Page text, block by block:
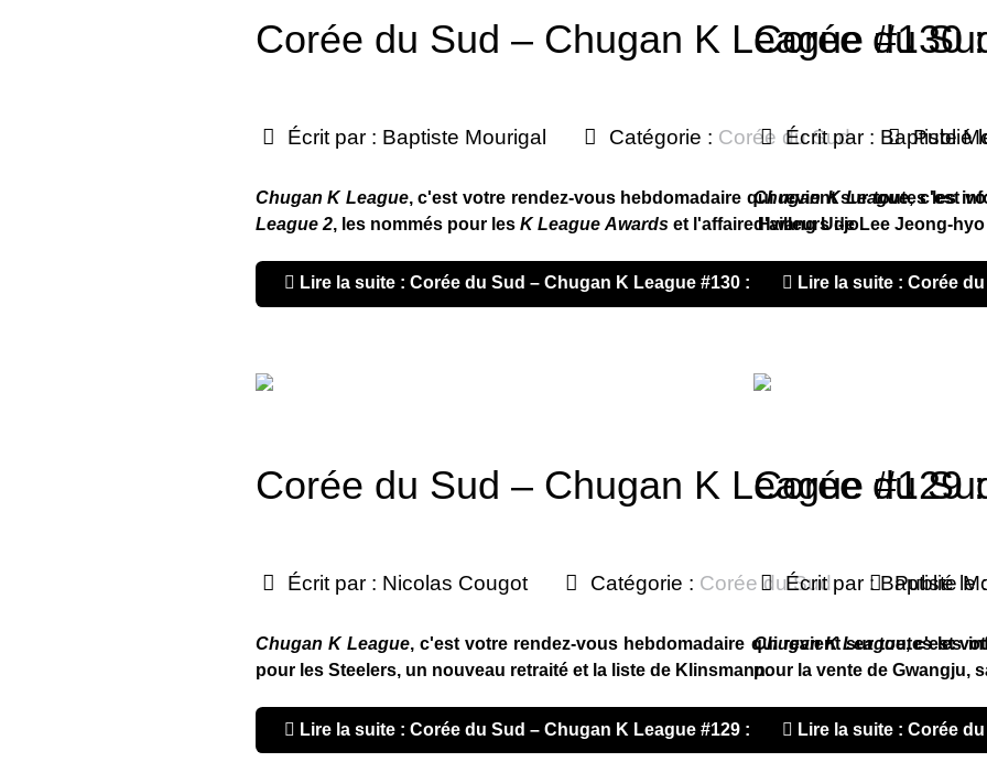
Corée du Sud – Chugan K League #130
Écrit par : Baptiste Mourigal Catégorie : Corée du Sud Publié
Chugan K League, c'est votre rendez-vous hebdomadaire qui revient sur toutes les
League 2, les nommés pour les K League Awardset l'affaire Hwang Ui-jo.
Lire la suite : Corée du Sud – Chugan K League #130 : Les Bluewings y croient
Corée du Sud – Chugan K League #129
Écrit par : Nicolas Cougot Catégorie : Corée du Sud Publié le
Chugan K League, c'est votre rendez-vous hebdomadaire qui revient sur toutes les
pour les Steelers, un nouveau retraité et la liste de Klinsmann.
Lire la suite : Corée du Sud – Chugan K League #129 : Bonne semaine pour
Corée du
Écrit par : Baptiste
Chugan K League, c'est
d'ailleurs de Lee Jeong-
Lire la suite : Corée
Corée du
Écrit par :Baptiste
Chugan K League, c'est
pour la vente de Gwangju,
Lire la suite : Corée